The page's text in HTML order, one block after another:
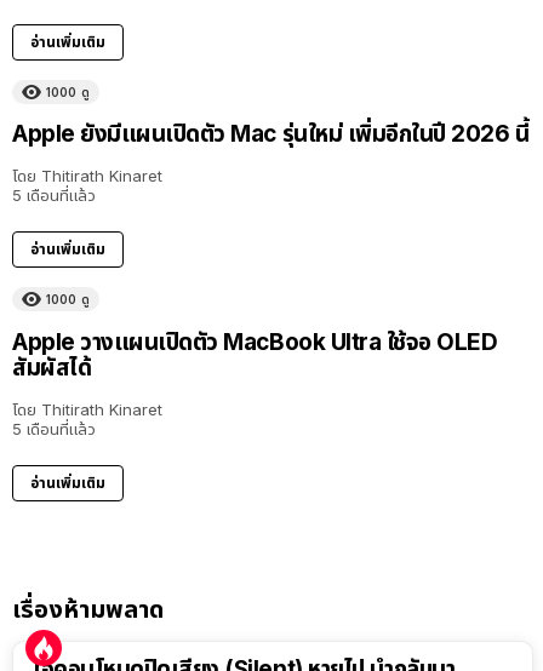
อ่านเพิ่มเติม
1000 ดู
Apple ยังมีแผนเปิดตัว Mac รุ่นใหม่ เพิ่มอีกในปี 2026 นี้
โดย Thitirath Kinaret
5 เดือนที่แล้ว
อ่านเพิ่มเติม
1000 ดู
Apple วางแผนเปิดตัว MacBook Ultra ใช้จอ OLED
สัมผัสได้
โดย Thitirath Kinaret
5 เดือนที่แล้ว
อ่านเพิ่มเติม
เรื่องห้ามพลาด